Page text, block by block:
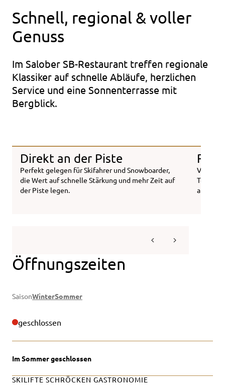
Schnell, regional & voller
Genuss
Im Salober SB-Restaurant treffen regionale
Klassiker auf schnelle Abläufe, herzlichen
Service und eine Sonnenterrasse mit
Bergblick.
Direkt an der Piste
Perfekt gelegen für Skifahrer und Snowboarder,
die Wert auf schnelle Stärkung und mehr Zeit auf
der Piste legen.
Von
Toast –
aus der
Öffnungszeiten
SaisonWinterSommer
geschlossen
Im Sommer geschlossen
SKILIFTE SCHRÖCKEN GASTRONOMIE